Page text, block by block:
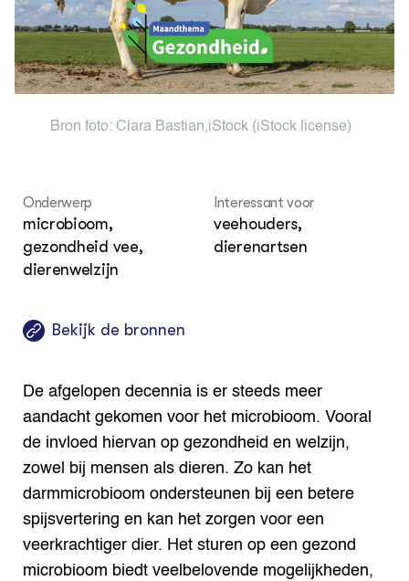
Columns & Blogs
ZIE OOK
In de regio
Projecten
Lectoraten
Practoraten
LEREN
Wiki Groen Kennisnet
GROEN KENNISNET
Search the Knowledge base
Bron foto: Clara Bastian,iStock(iStock license)
Onderwerp
microbioom,
gezondheid vee,
dierenwelzijn
Interessant voor
veehouders,
dierenartsen
Bekijk de bronnen
De afgelopen decennia is er steeds meer
aandacht gekomen voor het microbioom. Vooral
de invloed hiervan op gezondheid en welzijn,
zowel bij mensen als dieren. Zo kan het
darmmicrobioom ondersteunen bij een betere
spijsvertering en kan het zorgen voor een
veerkrachtiger dier. Het sturen op een gezond
microbioom biedt veelbelovende mogelijkheden,